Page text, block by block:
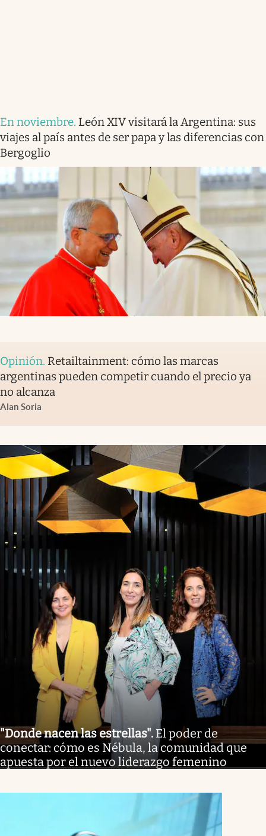
En noviembre. León XIV visitará la Argentina: sus
viajes al país antes de ser papa y las diferencias con
Bergoglio
Opinión. Retailtainment: cómo las marcas
argentinas pueden competir cuando el precio ya
no alcanza
Alan Soria
"Donde nacen las estrellas". El poder de
conectar: cómo es Nébula, la comunidad que
apuesta por el nuevo liderazgo femenino